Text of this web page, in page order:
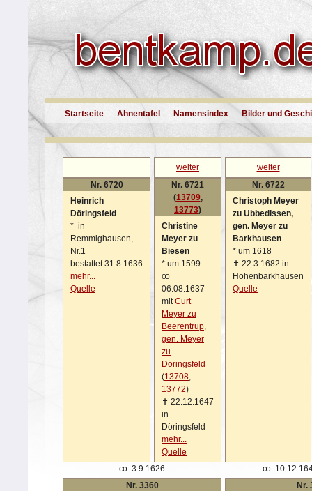
Startseite Ahnentafel Namensindex Bilder und
weiter
weiter
Nr. 6720
Heinrich
Döringsfeld
* in
Remmighausen,
Nr.1
bestattet 31.8.1636
mehr...
Quelle
Nr. 6721
(13709,
13773)
Christine
Meyer zu
Biesen
* um 1599
oo
06.08.1637
mitCurt
Meyer zu
Beerentrup,
gen. Meyer
zu
Döringsfeld
(13708,
13772)
✝ 22.12.1647
in
Döringsfeld
mehr...
Quelle
Nr. 6722
Christoph Meyer
zu Ubbedissen,
gen. Meyer zu
Barkhausen
* um 1618
✝ 22.3.1682 in
Hohenbarkhausen
Quelle
oo 3.9.1626 oo
Nr. 3360
Nr.